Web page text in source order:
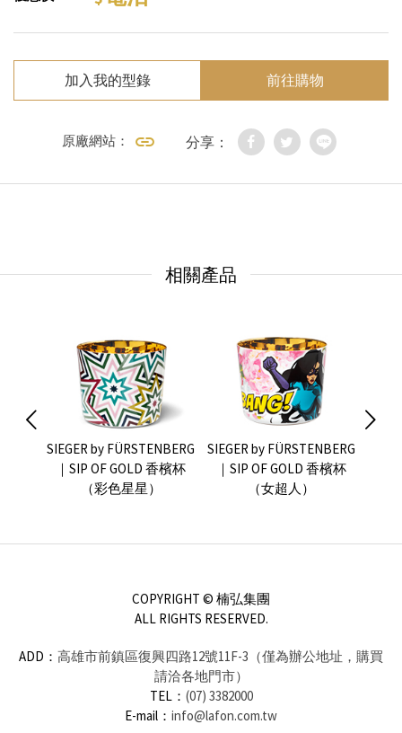
加入我的型錄 前往購物
原廠網站： 分享：
相關產品
SIEGER by FÜRSTENBERG
｜SIP OF GOLD 香檳杯
（彩色星星）
SIEGER by FÜRSTENBERG
｜SIP OF GOLD 香檳杯
（女超人）
COPYRIGHT © 楠弘集團
ALL RIGHTS RESERVED.
ADD： 高雄市前鎮區復興四路12號11F-3（僅為辦公地址，購買
請洽各地門市）
TEL： (07) 3382000
E-mail： info@lafon.com.tw